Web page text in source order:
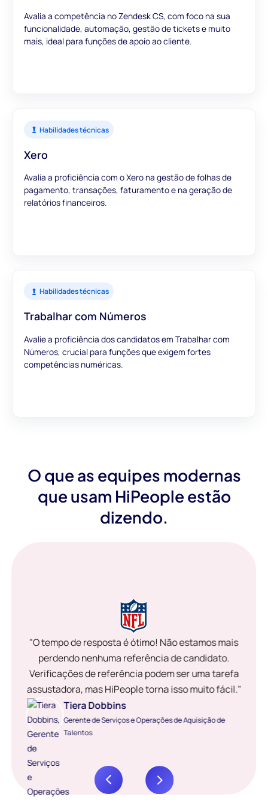
Avalia a competência no Zendesk CS, com foco na sua
funcionalidade, automação, gestão de tickets e muito
mais, ideal para funções de apoio ao cliente.
Habilidades técnicas
Xero
Avalia a proficiência com o Xero na gestão de folhas de
pagamento, transações, faturamento e na geração de
relatórios financeiros.
Habilidades técnicas
Trabalhar com Números
Avalie a proficiência dos candidatos em Trabalhar com
Números, crucial para funções que exigem fortes
competências numéricas.
O que as equipes modernas
que usam HiPeople estão
dizendo.
"O tempo de resposta é ótimo! Não estamos mais
perdendo nenhuma referência de candidato.
Verificações de referência podem ser uma tarefa
assustadora, mas HiPeople torna isso muito fácil."
Tiera Dobbins
Gerente de Serviços e Operações de Aquisição de
Talentos